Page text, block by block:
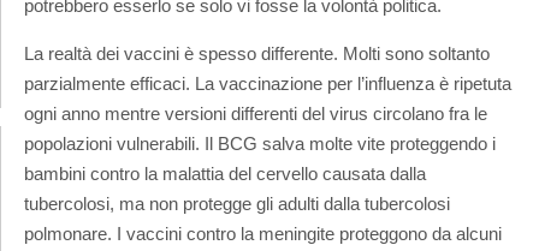
potrebbero esserlo se solo vi fosse la volontà politica.
La realtà dei vaccini è spesso differente. Molti sono soltanto
parzialmente efficaci. La vaccinazione per l’influenza è ripetuta
ogni anno mentre versioni differenti del virus circolano fra le
popolazioni vulnerabili. Il BCG salva molte vite proteggendo i
bambini contro la malattia del cervello causata dalla
tubercolosi, ma non protegge gli adulti dalla tubercolosi
polmonare. I vaccini contro la meningite proteggono da alcuni